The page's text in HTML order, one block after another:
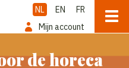
NL EN
FR
Mijn account
de horeca